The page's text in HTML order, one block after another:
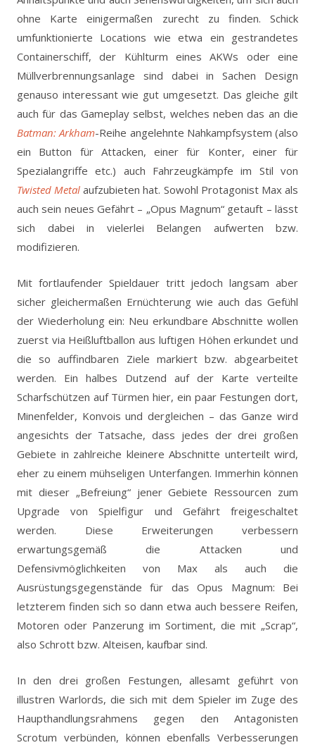
ohne Karte einigermaßen zurecht zu finden. Schick
umfunktionierte Locations wie etwa ein gestrandetes
Containerschiff, der Kühlturm eines AKWs oder eine
Müllverbrennungsanlage sind dabei in Sachen Design
genauso interessant wie gut umgesetzt. Das gleiche gilt
auch für das Gameplay selbst, welches neben das an die
Batman: Arkham-Reihe angelehnte Nahkampfsystem (also
ein Button für Attacken, einer für Konter, einer für
Spezialangriffe etc.) auch Fahrzeugkämpfe im Stil von
Twisted Metalaufzubieten hat. Sowohl Protagonist Max als
auch sein neues Gefährt – „Opus Magnum“ getauft – lässt
sich dabei in vielerlei Belangen aufwerten bzw.
modifizieren.
Mit fortlaufender Spieldauer tritt jedoch langsam aber
sicher gleichermaßen Ernüchterung wie auch das Gefühl
der Wiederholung ein: Neu erkundbare Abschnitte wollen
zuerst via Heißluftballon aus luftigen Höhen erkundet und
die so auffindbaren Ziele markiert bzw. abgearbeitet
werden. Ein halbes Dutzend auf der Karte verteilte
Scharfschützen auf Türmen hier, ein paar Festungen dort,
Minenfelder, Konvois und dergleichen – das Ganze wird
angesichts der Tatsache, dass jedes der drei großen
Gebiete in zahlreiche kleinere Abschnitte unterteilt wird,
eher zu einem mühseligen Unterfangen. Immerhin können
mit dieser „Befreiung“ jener Gebiete Ressourcen zum
Upgrade von Spielfigur und Gefährt freigeschaltet
werden. Diese Erweiterungen verbessern
erwartungsgemäß die Attacken und
Defensivmöglichkeiten von Max als auch die
Ausrüstungsgegenstände für das Opus Magnum: Bei
letzterem finden sich so dann etwa auch bessere Reifen,
Motoren oder Panzerung im Sortiment, die mit „Scrap“,
also Schrott bzw. Alteisen, kaufbar sind.
In den drei großen Festungen, allesamt geführt von
illustren Warlords, die sich mit dem Spieler im Zuge des
Haupthandlungsrahmens gegen den Antagonisten
Scrotum verbünden, können ebenfalls Verbesserungen